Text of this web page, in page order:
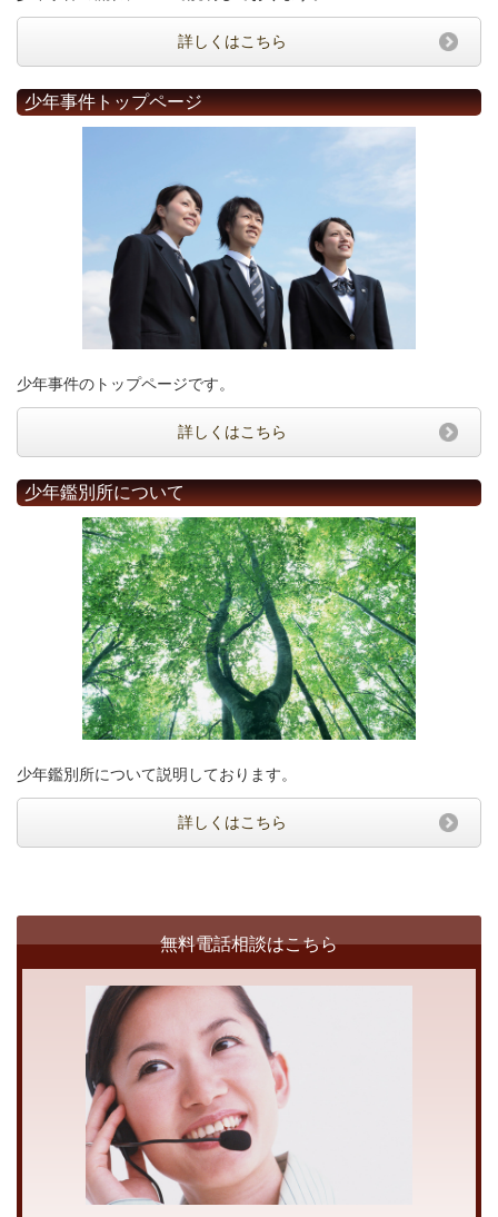
詳しくはこちら
少年事件トップページ
少年事件のトップページです。
詳しくはこちら
少年鑑別所について
少年鑑別所について説明しております。
詳しくはこちら
無料電話相談はこちら